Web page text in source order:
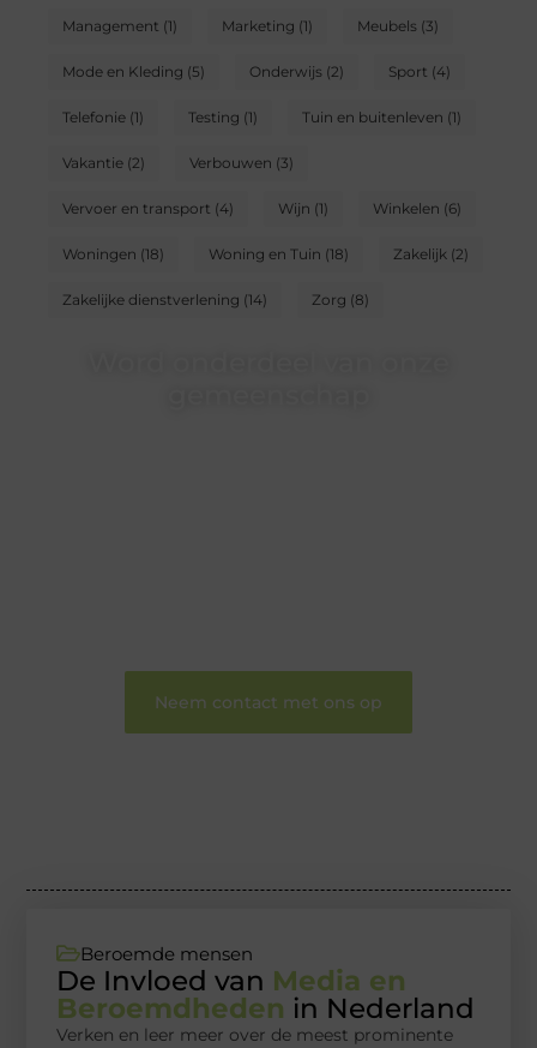
Management (1) Marketing (1) Meubels(3)
Mode en Kleding (5) Onderwijs(2) Sport (4)
Telefonie(1) Testing (1) Tuin en buitenleven (1)
Vakantie(2) Verbouwen (3)
Vervoer en transport (4) Wijn (1) Winkelen (6)
Woningen (18) Woning en Tuin (18) Zakelijk(2)
Zakelijke dienstverlening (14) Zorg (8)
Neem contact met ons op
Beroemde mensen
De Invloed van Media en
Beroemdheden in Nederland
Verken en leer meer over de meest prominente